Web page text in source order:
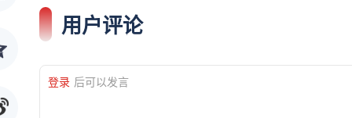
用户评论
登录 后可以发言